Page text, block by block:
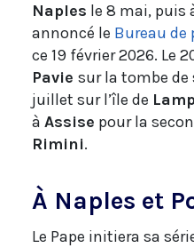
Naples le 8 mai, puis
annoncé le Bureau de
ce 19 février 2026. Le
Pavie sur la tombe
juillet sur l’île de
à Assise pour la
Rimini.
À Naples et
Le Pape initiera sa